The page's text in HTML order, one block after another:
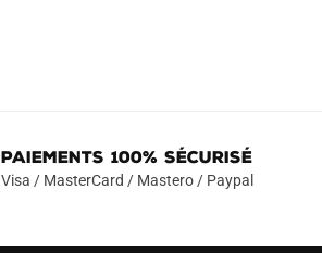
Paiements 100% Sécurisé
Visa / MasterCard / Mastero / Paypal